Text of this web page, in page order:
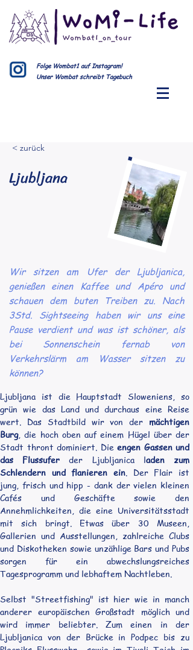
Folge Wombat1 auf Instagram!
Unser Wombat schreibt Tagebuch
< zurück
Ljubljana
Wir sitzen am Ufer der Ljubljanica,
genießen einen Kaffee und Apéro und
schauen dem buten Treiben zu. Nach
3Std. Sightseeing haben wir uns eine
Pause verdient und was ist schöner, als
bei Sonnenschein fernab von
Verkehrslärm am Wasser sitzen zu
können?
Ljubljana ist die Hauptstadt Sloweniens, so
grün wie das Land und durchaus eine Reise
wert. Das Stadtbild wir von der mächtigen
Burg, die hoch oben auf einem Hügel über der
Stadt thront dominiert. Die engen Gassen und
das Flussufer der Ljubljanica laden zum
Schlendern und flanieren ein. Der Flair ist
jung, frisch und hipp - dank der vielen kleinen
Cafés und Geschäfte sowie den
Annehmlichkeiten, die eine Universitätsstadt
mit sich bringt. Etwas über 30 Museen,
Gallerien und Ausstellungen, zahlreiche Clubs
und Diskotheken sowie unzählige Bars und Pubs
sorgen für ein abwechslungsreiches
Tagesprogramm und lebhaftem Nachtleben.
Selbst "Streetfishing" ist hier wie in manch
anderer europäischen Großstadt möglich und
wird immer beliebter. Zum einen in der
Ljubljanica von der Brücke in Podpec bis zu